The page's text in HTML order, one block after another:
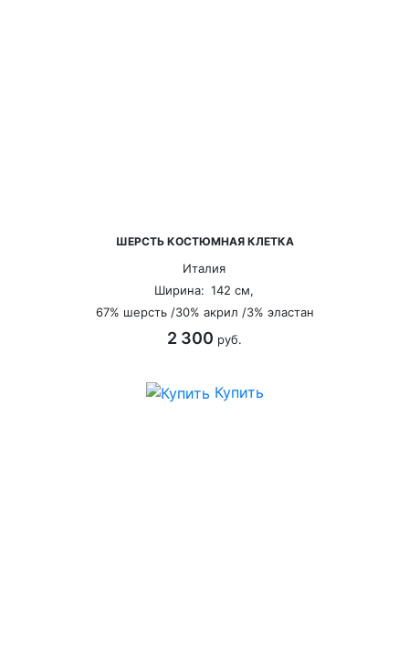
ШЕРСТЬ КОСТЮМНАЯ КЛЕТКА
Италия
Ширина: 142 см,
67% шерсть /30% акрил /3% эластан
2 300руб.
Купить